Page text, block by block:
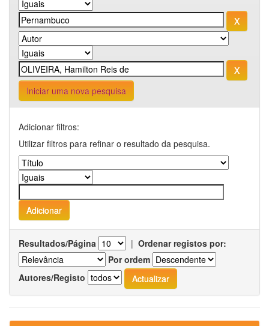
Iniciar uma nova pesquisa
Adicionar filtros:
Utilizar filtros para refinar o resultado da pesquisa.
Resultados/Página | Ordenar registos por:
Por ordem
Autores/Registo